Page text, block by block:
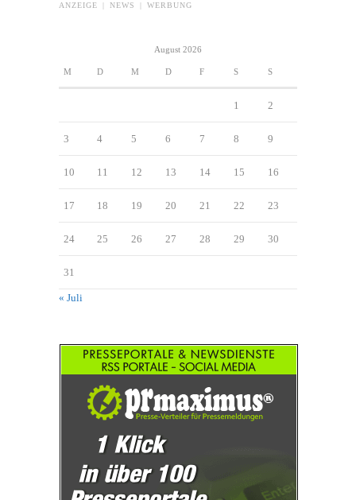
ANZEIGE | NEWS | WERBUNG
August 2026
M D M D F S S
1 2
3 4 5 6 7 8 9
10 11 12 13 14 15 16
17 18 19 20 21 22 23
24 25 26 27 28 29 30
31
« Juli